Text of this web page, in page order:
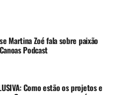
Martina Zoé fala sobre paixão
Podcast
Como estão os projetos e